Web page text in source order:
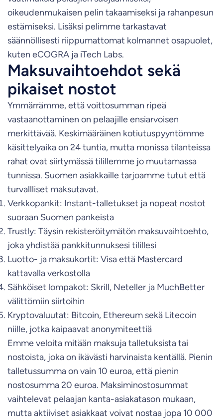
oikeudenmukaisen pelin takaamiseksi ja rahanpesun
estämiseksi. Lisäksi pelimme tarkastavat
säännöllisesti riippumattomat kolmannet osapuolet,
kuten eCOGRA ja iTech Labs.
Maksuvaihtoehdot sekä
pikaiset nostot
Ymmärrämme, että voittosumman ripeä
vastaanottaminen on pelaajille ensiarvoisen
merkittävää. Keskimääräinen kotiutuspyyntömme
käsittelyaika on 24 tuntia, mutta monissa tilanteissa
rahat ovat siirtymässä tilillemme jo muutamassa
tunnissa. Suomen asiakkaille tarjoamme tutut että
turvallliset maksutavat.
Verkkopankit: Instant-talletukset ja nopeat nostot
suoraan Suomen pankeista
Trustly: Täysin rekisteröitymätön maksuvaihtoehto,
joka yhdistää pankkitunnuksesi tilillesi
Luotto- ja maksukortit: Visa että Mastercard
kattavalla verkostolla
Sähköiset lompakot: Skrill, Neteller ja MuchBetter
välittömiin siirtoihin
Kryptovaluutat: Bitcoin, Ethereum sekä Litecoin
niille, jotka kaipaavat anonymiteettiä
Emme veloita mitään maksuja talletuksista tai
nostoista, joka on ikävästi harvinaista kentällä. Pienin
talletussumma on vain 10 euroa, että pienin
nostosumma 20 euroa. Maksiminostosummat
vaihtelevat pelaajan kanta-asiakatason mukaan,
mutta aktiiviset asiakkaat voivat nostaa jopa 10 000